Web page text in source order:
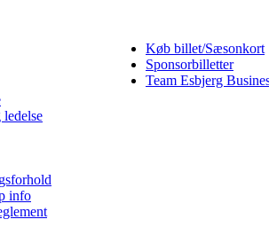
Køb billet/Sæsonkort
Sponsorbilletter
Team Esbjerg
ledelse
info